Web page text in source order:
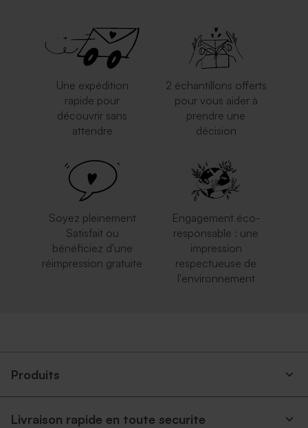
Une expédition
rapide pour
découvrir sans
attendre
2 échantillons offerts
pour vous aider à
prendre une
décision
Soyez pleinement
Satisfait ou
bénéficiez d'une
réimpression gratuite
Engagement éco-
responsable : une
impression
respectueuse de
l'environnement
Produits
Livraison rapide en toute securite